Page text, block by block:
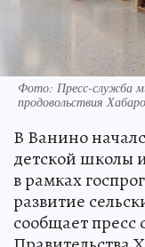
продовольствия
В Ванино
детской школы
в рамках
развитие